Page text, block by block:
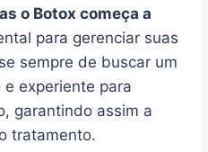
o Botox começa a
para gerenciar suas
sempre de buscar um
experiente para
garantindo assim a
tratamento.